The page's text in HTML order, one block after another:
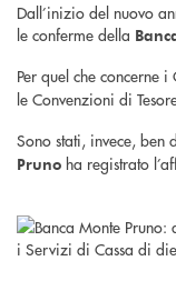
Dall’inizio del nuovo
le conferme della
Per quel che concerne i
le Convenzioni di
Sono stati, invece, ben
Pruno ha registrato